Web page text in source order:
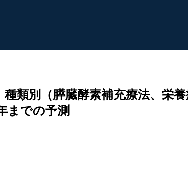
類別（膵臓酵素補充療法、栄
までの予測